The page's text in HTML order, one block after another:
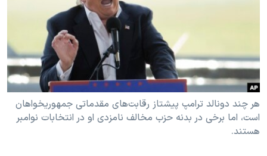
اقتصادی
علم و فناوری
گالری عکس
انتخابات ریاست جمهوری آمریکا ۲۰۲۴
حمله جمهوری اسلامی به اسرائیل
رمز مهسا
اعتراضات زن، زندگی، آزادی
زبانهای مختلف
هر چند دونالد ترامپ پیشتاز رقابت‌های مقدماتی جمهوریخواهان
است، اما برخی در بدنه حزب مخالف نامزدی او در انتخابات نوامبر
هستند.